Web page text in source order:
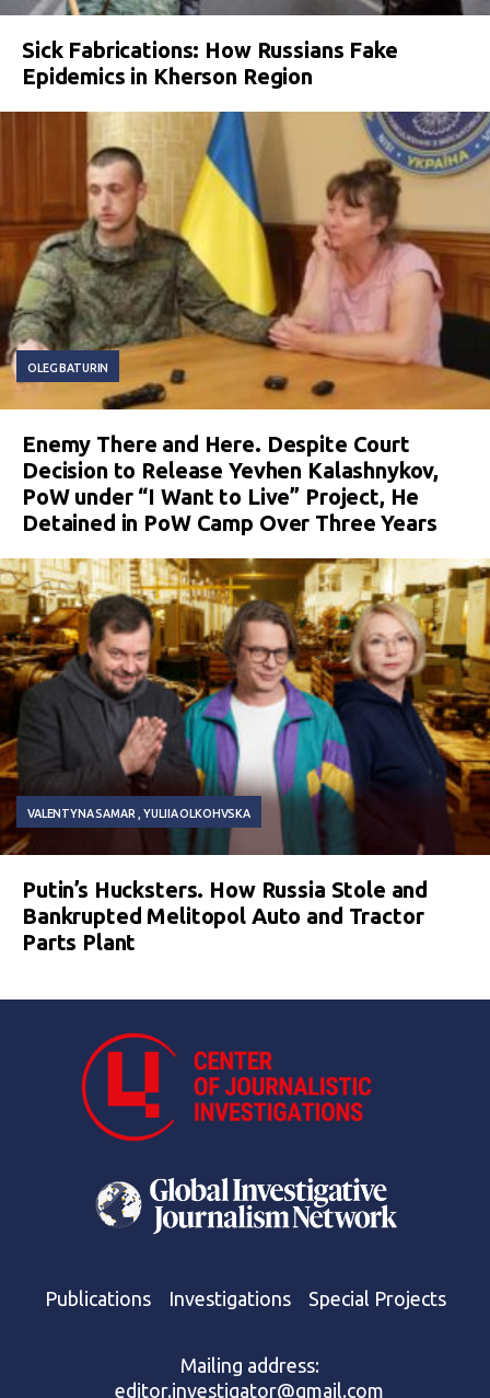
Sick Fabrications: How Russians Fake
Epidemics in Kherson Region
OLEG BATURIN
Enemy There and Here. Despite Court
Decision to Release Yevhen Kalashnykov,
PoW under “I Want to Live” Project, He
Detained in PoW Camp Over Three Years
VALENTYNA SAMAR YULIIA OLKOHVSKA
Putin’s Hucksters. How Russia Stole and
Bankrupted Melitopol Auto and Tractor
Parts Plant
Publications Investigations Special Projects
Mailing address:
editor.investigator@gmail.com